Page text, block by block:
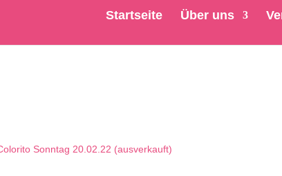
Startseite Über uns